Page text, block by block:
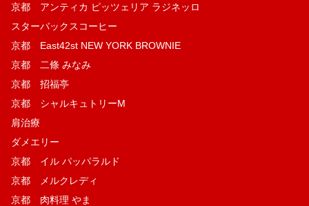
京都 アンティカ ピッツェリア ラジネッロ
スターバックスコーヒー
京都 East42st NEW YORK BROWNIE
京都 二條 みなみ
京都 招福亭
京都 シャルキュトリーM
肩治療
ダメエリー
京都 イル パッパラルド
京都 メルクレディ
京都 肉料理 やま